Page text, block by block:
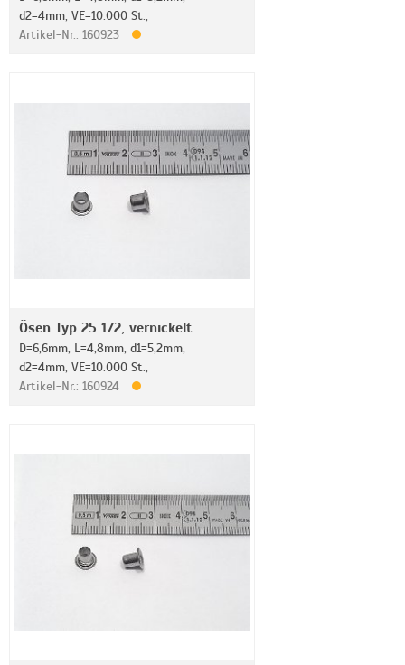
d2=4mm, VE=10.000 St.,
Artikel-Nr.: 160923
Ösen Typ 25 1/2, vernickelt
D=6,6mm, L=4,8mm, d1=5,2mm,
d2=4mm, VE=10.000 St.,
Artikel-Nr.: 160924